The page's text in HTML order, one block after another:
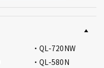
QL-720NW
QL-580N